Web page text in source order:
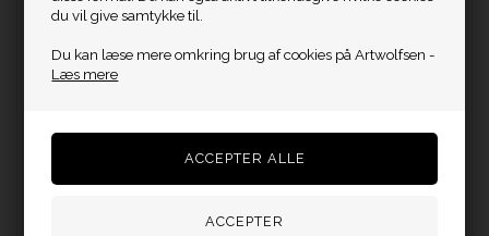
du vil give samtykke til.
Du kan læse mere omkring brug af cookies på Artwolfsen -
Læs mere